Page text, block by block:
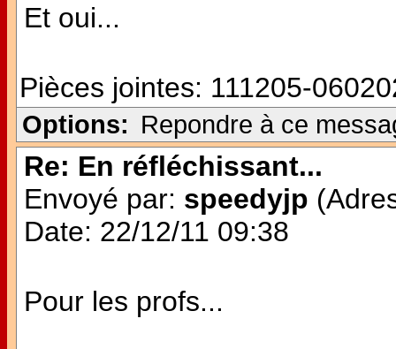
Et oui...
Pièces jointes: 111205-
Options: Repondre à ce
Re: En réfléchissant...
Envoyé par: speedyjp
Date: 22/12/11 09:38
Pour les profs...